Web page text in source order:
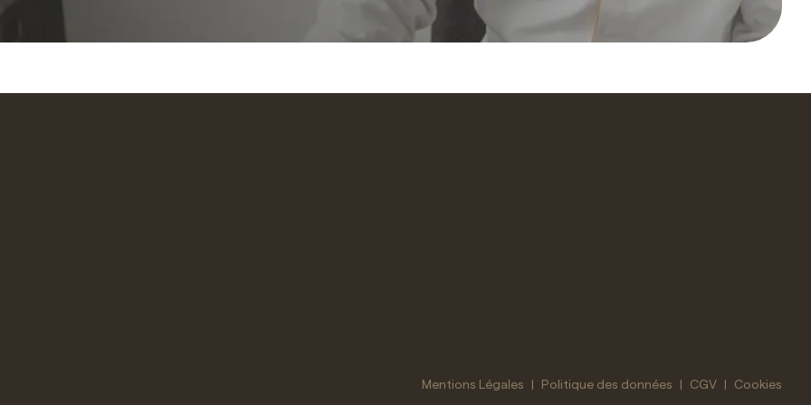
Mentions Légales Politique des données CGV Cookies
de confidentialité, en garantissant la conformité avec les réglementations. Personnalisez vos préférences pour